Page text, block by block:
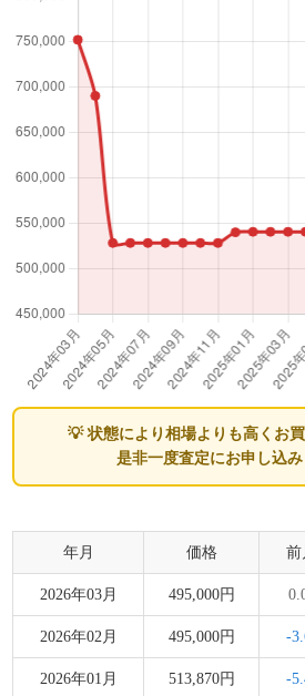
💡 状態により相場よりも高くお買
是非一度査定にお申し込み
年月 価格 前
2026年03月 495,000円
2026年02月 495,000円 -
2026年01月 513,870円 -